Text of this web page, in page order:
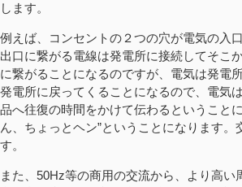
します。
例えば、コンセントの２つの穴が電気の入
出口に繋がる電線は発電所に接続してそこ
に繋がることになるのですが、電気は発電
発電所に戻ってくることになるので、電気
品へ往復の時間をかけて伝わるということ
ん、ちょっとヘン”ということになります。
す。
また、50Hz等の商用の交流から、より高い